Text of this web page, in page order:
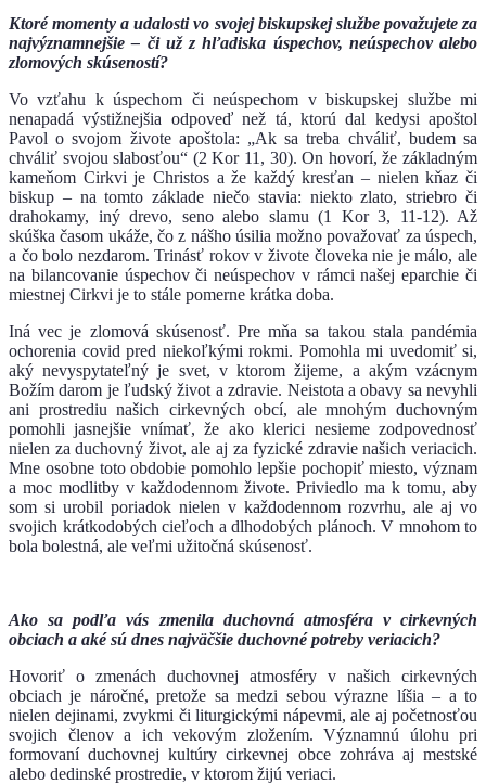
Ktoré momenty a udalosti vo svojej biskupskej službe považujete za
najvýznamnejšie – či už z hľadiska úspechov, neúspechov alebo
zlomových skúseností?
Vo vzťahu k úspechom či neúspechom v biskupskej službe mi
nenapadá výstižnejšia odpoveď než tá, ktorú dal kedysi apoštol
Pavol o svojom živote apoštola: „Ak sa treba chváliť, budem sa
chváliť svojou slabosťou“ (2 Kor 11, 30). On hovorí, že základným
kameňom Cirkvi je Christos a že každý kresťan – nielen kňaz či
biskup – na tomto základe niečo stavia: niekto zlato, striebro či
drahokamy, iný drevo, seno alebo slamu (1 Kor 3, 11-12). Až
skúška časom ukáže, čo z nášho úsilia možno považovať za úspech,
a čo bolo nezdarom. Trinásť rokov v živote človeka nie je málo, ale
na bilancovanie úspechov či neúspechov v rámci našej eparchie či
miestnej Cirkvi je to stále pomerne krátka doba.
Iná vec je zlomová skúsenosť. Pre mňa sa takou stala pandémia
ochorenia covid pred niekoľkými rokmi. Pomohla mi uvedomiť si,
aký nevyspytateľný je svet, v ktorom žijeme, a akým vzácnym
Božím darom je ľudský život a zdravie. Neistota a obavy sa nevyhli
ani prostrediu našich cirkevných obcí, ale mnohým duchovným
pomohli jasnejšie vnímať, že ako klerici nesieme zodpovednosť
nielen za duchovný život, ale aj za fyzické zdravie našich veriacich.
Mne osobne toto obdobie pomohlo lepšie pochopiť miesto, význam
a moc modlitby v každodennom živote. Priviedlo ma k tomu, aby
som si urobil poriadok nielen v každodennom rozvrhu, ale aj vo
svojich krátkodobých cieľoch a dlhodobých plánoch. V mnohom to
bola bolestná, ale veľmi užitočná skúsenosť.
Ako sa podľa vás zmenila duchovná atmosféra v cirkevných
obciach a aké sú dnes najväčšie duchovné potreby veriacich?
Hovoriť o zmenách duchovnej atmosféry v našich cirkevných
obciach je náročné, pretože sa medzi sebou výrazne líšia – a to
nielen dejinami, zvykmi či liturgickými nápevmi, ale aj početnosťou
svojich členov a ich vekovým zložením. Významnú úlohu pri
formovaní duchovnej kultúry cirkevnej obce zohráva aj mestské
alebo dedinské prostredie, v ktorom žijú veriaci.